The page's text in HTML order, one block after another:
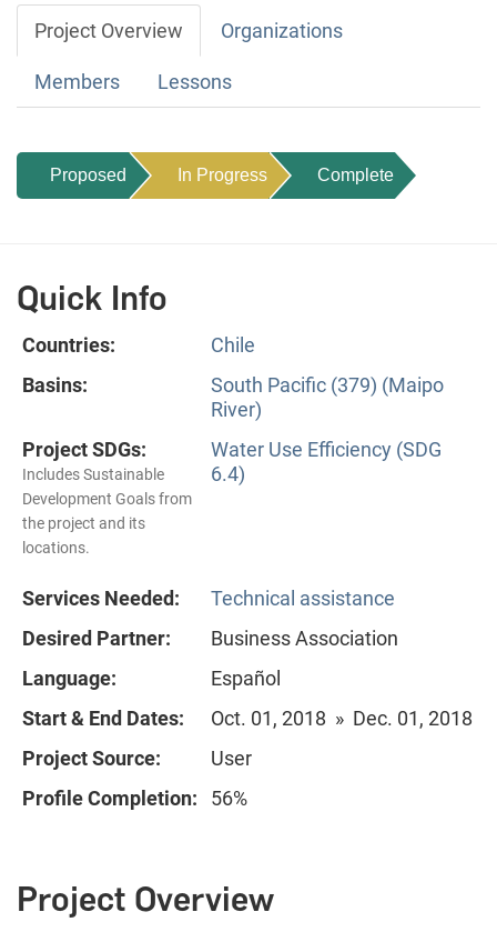
Project Overview Organizations
Members Lessons
Proposed In Progress Complete
Quick Info
Countries:
Chile
Basins:
South Pacific (379) (Maipo
River)
Project SDGs:
Includes Sustainable
Development Goals from
the project and its
locations.
Water Use Efficiency (SDG
6.4)
Services Needed:
Technical assistance
Desired Partner:
Business Association
Language:
Español
Start & End Dates:
Oct. 01, 2018 » Dec. 01, 2018
Project Source:
User
Profile Completion:
56%
Project Overview